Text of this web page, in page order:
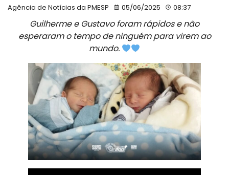
Agência de Notícias da PMESP 05/06/2025 08:37
Guilherme e Gustavo foram rápidos e não
esperaram o tempo de ninguém para virem ao
mundo.